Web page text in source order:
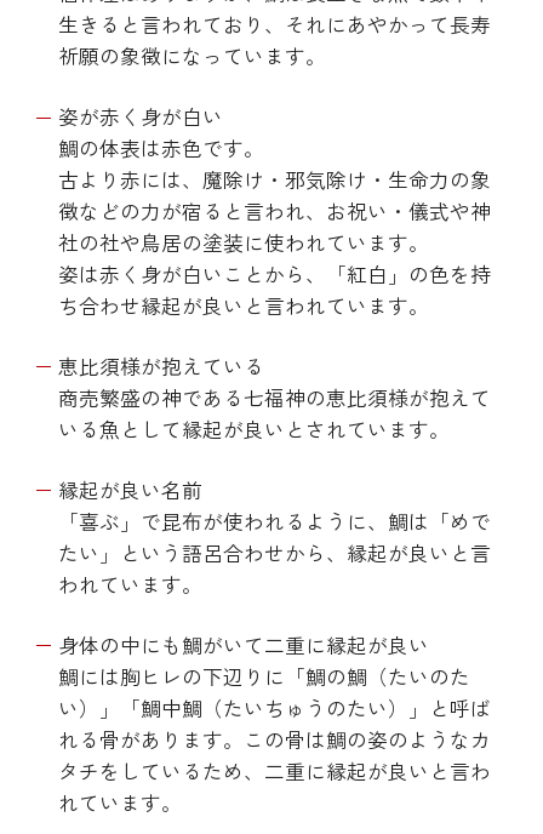
生きると言われており、それにあやかって長寿
祈願の象徴になっています。
姿が赤く身が白い
鯛の体表は赤色です。
古より赤には、魔除け・邪気除け・生命力の象
徴などの力が宿ると言われ、お祝い・儀式や神
社の社や鳥居の塗装に使われています。
姿は赤く身が白いことから、「紅白」の色を持
ち合わせ縁起が良いと言われています。
恵比須様が抱えている
商売繁盛の神である七福神の恵比須様が抱えて
いる魚として縁起が良いとされています。
縁起が良い名前
「喜ぶ」で昆布が使われるように、鯛は「めで
たい」という語呂合わせから、縁起が良いと言
われています。
身体の中にも鯛がいて二重に縁起が良い
鯛には胸ヒレの下辺りに「鯛の鯛（たいのた
い）」「鯛中鯛（たいちゅうのたい）」と呼ば
れる骨があります。この骨は鯛の姿のようなカ
タチをしているため、二重に縁起が良いと言わ
れています。